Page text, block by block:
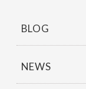
BLOG
NEWS